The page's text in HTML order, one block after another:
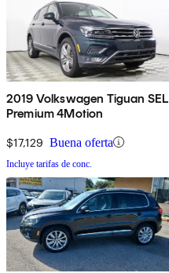
2019 Volkswagen Tiguan SEL
Premium 4Motion
$17,129 Buena oferta
Incluye tarifas de conc.